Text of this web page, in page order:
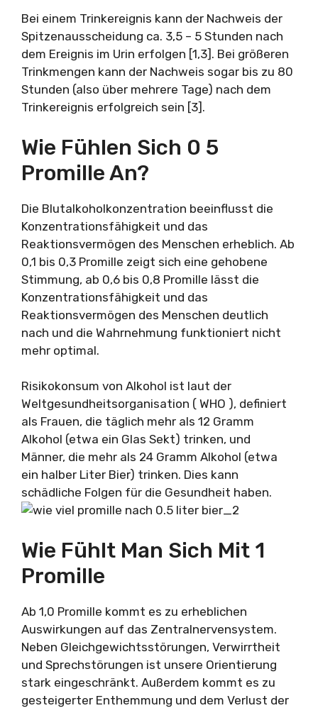
Bei einem Trinkereignis kann der Nachweis der
Spitzenausscheidung ca. 3,5 – 5 Stunden nach
dem Ereignis im Urin erfolgen [1,3]. Bei größeren
Trinkmengen kann der Nachweis sogar bis zu 80
Stunden (also über mehrere Tage) nach dem
Trinkereignis erfolgreich sein [3].
Wie Fühlen Sich 0 5
Promille An?
Die Blutalkoholkonzentration beeinflusst die
Konzentrationsfähigkeit und das
Reaktionsvermögen des Menschen erheblich. Ab
0,1 bis 0,3 Promille zeigt sich eine gehobene
Stimmung, ab 0,6 bis 0,8 Promille lässt die
Konzentrationsfähigkeit und das
Reaktionsvermögen des Menschen deutlich
nach und die Wahrnehmung funktioniert nicht
mehr optimal.
Risikokonsum von Alkohol ist laut der
Weltgesundheitsorganisation ( WHO ), definiert
als Frauen, die täglich mehr als 12 Gramm
Alkohol (etwa ein Glas Sekt) trinken, und
Männer, die mehr als 24 Gramm Alkohol (etwa
ein halber Liter Bier) trinken. Dies kann
schädliche Folgen für die Gesundheit haben.
Wie Fühlt Man Sich Mit 1
Promille
Ab 1,0 Promille kommt es zu erheblichen
Auswirkungen auf das Zentralnervensystem.
Neben Gleichgewichtsstörungen, Verwirrtheit
und Sprechstörungen ist unsere Orientierung
stark eingeschränkt. Außerdem kommt es zu
gesteigerter Enthemmung und dem Verlust der